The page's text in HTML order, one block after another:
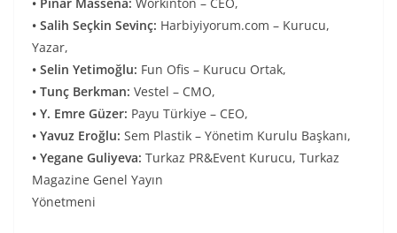
• Salih Seçkin Sevinç: Harbiyiyorum.com – Kurucu,
Yazar,
• Selin Yetimoğlu: Fun Ofis – Kurucu Ortak,
• Tunç Berkman: Vestel – CMO,
• Y. Emre Güzer: Payu Türkiye – CEO,
• Yavuz Eroğlu: Sem Plastik – Yönetim Kurulu Başkanı,
• Yegane Guliyeva: Turkaz PR&Event Kurucu, Turkaz
Magazine Genel Yayın
Yönetmeni